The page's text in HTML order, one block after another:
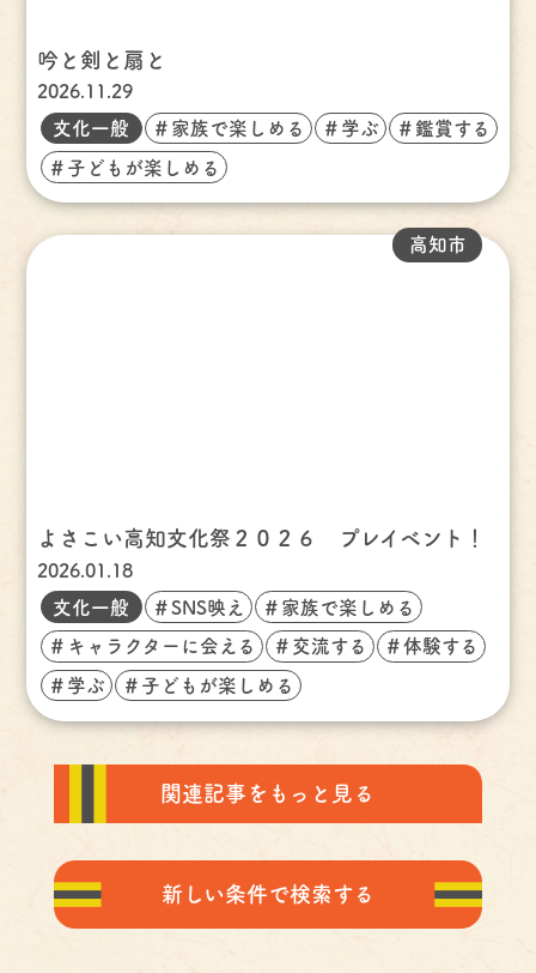
吟と剣と扇と
2026.11.29
文化一般 ＃家族で楽しめる ＃学ぶ ＃鑑賞する
＃子どもが楽しめる
よさこい高知文化祭２０２６ プレイベント！
2026.01.18
高知市
文化一般 ＃SNS映え ＃家族で楽しめる
＃キャラクターに会える ＃交流する ＃体験する
＃学ぶ ＃子どもが楽しめる
関連記事をもっと見る
新しい条件で検索する